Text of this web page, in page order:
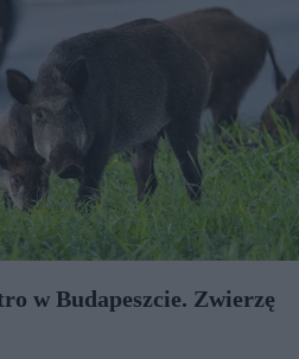
w Budapeszcie. Zwierzę